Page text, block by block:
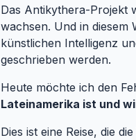
Das Antikythera-Projekt
wachsen. Und in diesem
künstlichen Intelligenz
geschrieben werden.
Heute möchte ich den
Lateinamerika ist und
Dies ist eine Reise, die